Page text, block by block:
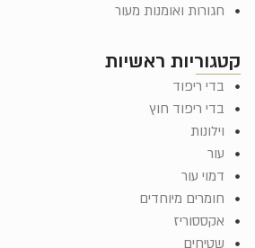
קטגוריות ראשיות
בדי ריפוד
בדי ריפוד חוץ
וילונות
עור
דמוי עור
חומרים מיוחדים
אקססוריז
שטיחים
חגורות ואומנות מעור